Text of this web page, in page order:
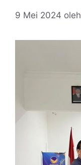
9 Mei 2024 oleh